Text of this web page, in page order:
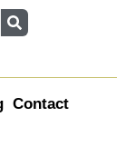
Contact